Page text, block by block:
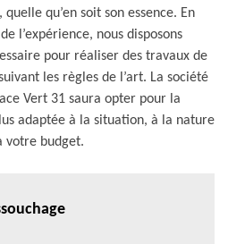
qu’en soit son essence. En
l’expérience, nous disposons
pour réaliser des travaux de
les règles de l’art. La société
Vert 31 saura opter pour la
adaptée à la situation, à la nature
votre budget.